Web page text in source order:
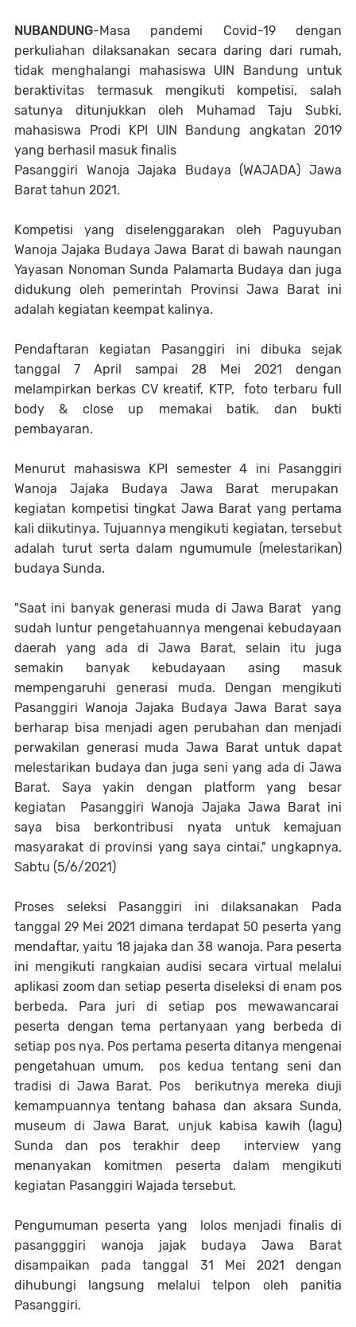
NUBANDUNG-Masa pandemi Covid-19 dengan
perkuliahan dilaksanakan secara daring dari rumah,
tidak menghalangi mahasiswa UIN Bandung untuk
beraktivitas termasuk mengikuti kompetisi, salah
satunya ditunjukkan oleh Muhamad Taju Subki,
mahasiswa Prodi KPI UIN Bandung angkatan 2019
yang berhasil masuk finalis
Pasanggiri Wanoja Jajaka Budaya (WAJADA) Jawa
Barat tahun 2021.
Kompetisi yang diselenggarakan oleh Paguyuban
Wanoja Jajaka Budaya Jawa Barat di bawah naungan
Yayasan Nonoman Sunda Palamarta Budaya dan juga
didukung oleh pemerintah Provinsi Jawa Barat ini
adalah kegiatan keempat kalinya.
Pendaftaran kegiatan Pasanggiri ini dibuka sejak
tanggal 7 April sampai 28 Mei 2021 dengan
melampirkan berkas CV kreatif, KTP, foto terbaru full
body & close up memakai batik, dan bukti
pembayaran.
Menurut mahasiswa KPI semester 4 ini Pasanggiri
Wanoja Jajaka Budaya Jawa Barat merupakan
kegiatan kompetisi tingkat Jawa Barat yang pertama
kali diikutinya. Tujuannya mengikuti kegiatan, tersebut
adalah turut serta dalam ngumumule (melestarikan)
budaya Sunda.
"Saat ini banyak generasi muda di Jawa Barat yang
sudah luntur pengetahuannya mengenai kebudayaan
daerah yang ada di Jawa Barat, selain itu juga
semakin banyak kebudayaan asing masuk
mempengaruhi generasi muda. Dengan mengikuti
Pasanggiri Wanoja Jajaka Budaya Jawa Barat saya
berharap bisa menjadi agen perubahan dan menjadi
perwakilan generasi muda Jawa Barat untuk dapat
melestarikan budaya dan juga seni yang ada di Jawa
Barat. Saya yakin dengan platform yang besar
kegiatan Pasanggiri Wanoja Jajaka Jawa Barat ini
saya bisa berkontribusi nyata untuk kemajuan
masyarakat di provinsi yang saya cintai," ungkapnya,
Sabtu (5/6/2021)
Proses seleksi Pasanggiri ini dilaksanakan Pada
tanggal 29 Mei 2021 dimana terdapat 50 peserta yang
mendaftar, yaitu 18 jajaka dan 38 wanoja. Para peserta
ini mengikuti rangkaian audisi secara virtual melalui
aplikasi zoom dan setiap peserta diseleksi di enam pos
berbeda. Para juri di setiap pos mewawancarai
peserta dengan tema pertanyaan yang berbeda di
setiap pos nya. Pos pertama peserta ditanya mengenai
pengetahuan umum, pos kedua tentang seni dan
tradisi di Jawa Barat. Pos berikutnya mereka diuji
kemampuannya tentang bahasa dan aksara Sunda,
museum di Jawa Barat, unjuk kabisa kawih (lagu)
Sunda dan pos terakhir deep interview yang
menanyakan komitmen peserta dalam mengikuti
kegiatan Pasanggiri Wajada tersebut.
Pengumuman peserta yang lolos menjadi finalis di
pasangggiri wanoja jajak budaya Jawa Barat
disampaikan pada tanggal 31 Mei 2021 dengan
dihubungi langsung melalui telpon oleh panitia
Pasanggiri.